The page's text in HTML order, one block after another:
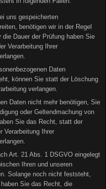
uns gespeicherten
benötigen wir in der Regel
Dauer der Prüfung haben Sie
Verarbeitung Ihrer
Daten
können Sie statt der Löschung
verlangen.
Daten nicht mehr benötigen, Sie
oder Geltendmachung von
Sie das Recht, statt der
Verarbeitung Ihrer
Art. 21 Abs. 1 DSGVO eingelegt
Ihren und unseren
Solange noch nicht feststeht,
Sie das Recht, die